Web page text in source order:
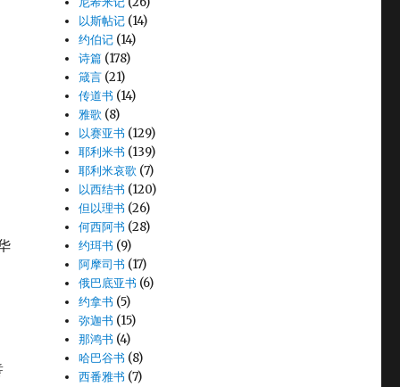
以斯帖记 (14)
约伯记 (14)
诗篇 (178)
箴言 (21)
传道书 (14)
雅歌 (8)
以赛亚书 (129)
耶利米书 (139)
耶利米哀歌 (7)
以西结书 (120)
但以理书 (26)
何西阿书 (28)
约珥书 (9)
阿摩司书 (17)
俄巴底亚书 (6)
约拿书 (5)
弥迦书 (15)
那鸿书 (4)
哈巴谷书 (8)
西番雅书 (7)